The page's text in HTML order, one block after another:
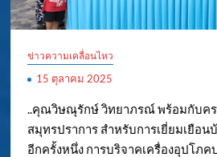
ข่าวความเคลื่อนไหว
15 ตุลาคม 2025
..คุณวิษณุรักษ์ วิทยาภรณ์ พร้อมกับคร
สมุทรปราการ สำหรับการเยี่ยมเยือน
อีกครั้งหนึ่ง การบริจาคเครื่องอุปโภ